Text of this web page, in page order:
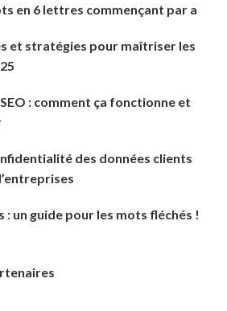
en 6 lettres commençant par a
et stratégies pour maîtriser les
: comment ça fonctionne et
des données clients
: un guide pour les mots fléchés !